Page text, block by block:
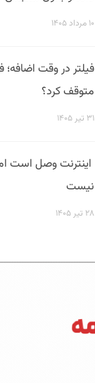
۱۰ مرداد ۱۴۰۵
متوقف کرد؟
۳۱ تیر ۱۴۰۵
اینترنت وصل است
نیست
۲۸ تیر ۱۴۰۵